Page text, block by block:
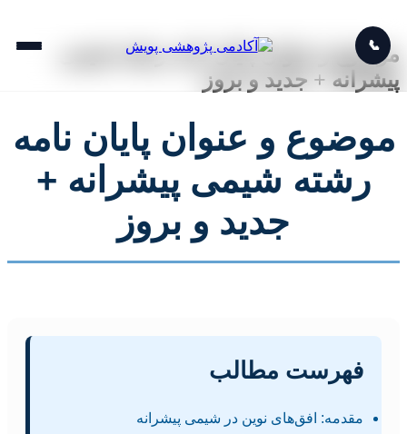
📞
موضوع و عنوان پایان نامه رشته شیمی
پیشرانه + جدید و بروز
موضوع و عنوان پایان نامه
رشته شیمی پیشرانه +
جدید و بروز
فهرست مطالب
مقدمه: افق‌های نوین در شیمی پیشرانه